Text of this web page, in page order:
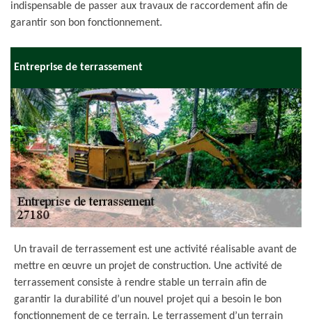
indispensable de passer aux travaux de raccordement afin de
garantir son bon fonctionnement.
Entreprise de terrassement
Un travail de terrassement est une activité réalisable avant de
mettre en œuvre un projet de construction. Une activité de
terrassement consiste à rendre stable un terrain afin de
garantir la durabilité d’un nouvel projet qui a besoin le bon
fonctionnement de ce terrain. Le terrassement d’un terrain